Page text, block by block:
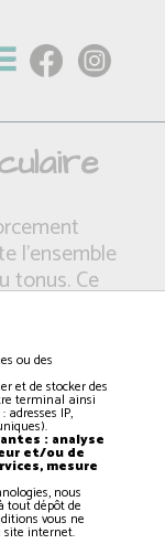
l’ensemble
tonus. Ce
de travailler
à l’aide
petit
ou des
et de stocker des
terminal ainsi
IP,
: analyse
et/ou de
mesure
nous
tout dépôt de
vous ne
site internet.